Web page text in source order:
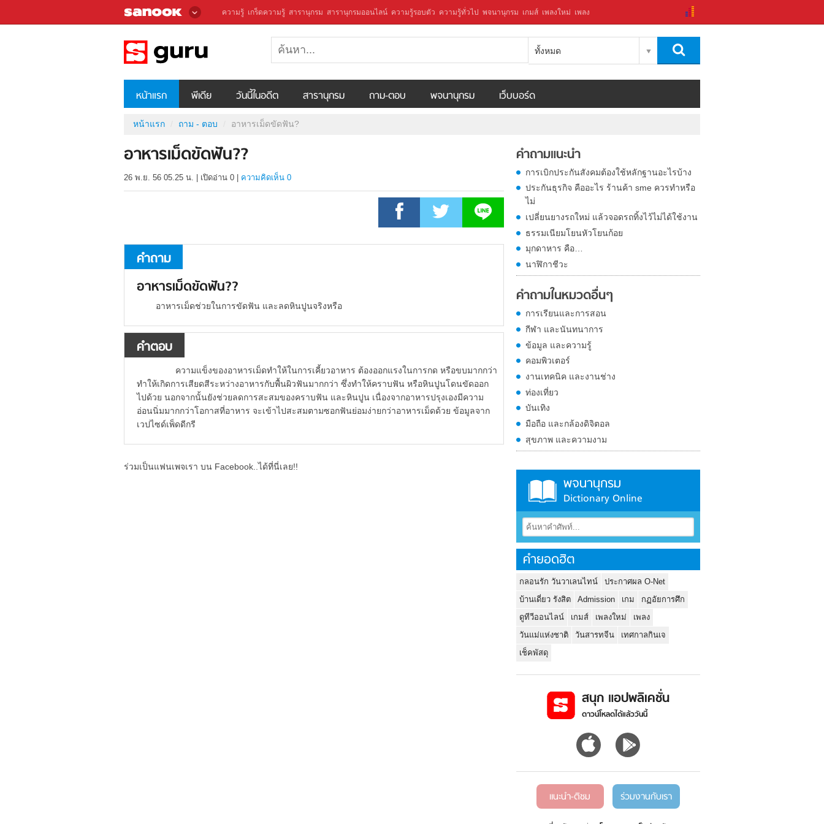
ความรู้ เกร็ดความรู้ สารานุกรม สารานุกรมออนไลน์ ความรู้รอบตัว ความรู้ทั่วไป พจนานุกรม เกมส์ เพลงใหม่ เพลง
ทั้งหมด
หน้าแรก พีเดีย วันนี้ในอดีต สารานุกรม ถาม-ตอบ พจนานุกรม เว็บบอร์ด
หน้าแรก ถาม - ตอบ อาหารเม็ดขัดฟัน?
อาหารเม็ดขัดฟัน??
26 พ.ย. 56 05.25 น. เปิดอ่าน 0 ความคิดเห็น 0
คำถาม
อาหารเม็ดขัดฟัน??
อาหารเม็ดช่วยในการขัดฟัน และลดหินปูนจริงหรือ
คำตอบ
ความแข็งของอาหารเม็ดทำให้ในการเคี้ยวอาหาร ต้องออกแรงในการกด หรือขบมากกว่า
ทำให้เกิดการเสียดสีระหว่างอาหารกับพื้นผิวฟันมากกว่า ซึ่งทำให้คราบฟัน หรือหินปูนโดนขัดออก
ไปด้วย นอกจากนั้นยังช่วยลดการสะสมของคราบฟัน และหินปูน เนื่องจากอาหารปรุงเองมีความ
อ่อนนิ่มมากกว่าโอกาสที่อาหาร จะเข้าไปสะสมตามซอกฟันย่อมง่ายกว่าอาหารเม็ดด้วย ข้อมูลจาก
เวปไซด์เพ็ดดีกรี
ร่วมเป็นแฟนเพจเรา บน Facebook..ได้ที่นี่เลย!!
คำถามแนะนำ
การเบิกประกันสังคมต้องใช้หลักฐานอะไรบ้าง
ประกันธุรกิจ คืออะไร ร้านค้า sme ควรทำหรือ
ไม่
เปลี่ยนยางรถใหม่ แล้วจอดรถทิ้งไว้ไม่ได้ใช้งาน
ธรรมเนียมโยนหัวโยนก้อย
มุกดาหาร คือ…
นาฬิกาชีวะ
คำถามในหมวดอื่นๆ
การเรียนและการสอน
กีฬา และนันทนาการ
ข้อมูล และความรู้
คอมพิวเตอร์
งานเทคนิค และงานช่าง
ท่องเที่ยว
บันเทิง
มือถือ และกล้องดิจิตอล
สุขภาพ และความงาม
พจนานุกรม
Dictionary Online
คำยอดฮิต
กลอนรัก วันวาเลนไทน์
ประกาศผล O-Net
บ้านเดี่ยว รังสิต
Admission เกม
กฏอัยการศึก
ดูทีวีออนไลน์
เกมส์ เพลงใหม่
เพลง
วันแม่แห่งชาติ
วันสารทจีน
เทศกาลกินเจ
เช็คพัสดุ
สนุก แอปพลิเคชั่น
ดาวน์โหลดได้แล้ววันนี้
แนะนำ-ติชม ร่วมงานกับเรา